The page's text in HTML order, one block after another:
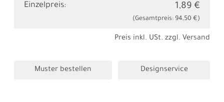
Einzelpreis: 1,89 €
(Gesamtpreis: 94,50 €)
Preis inkl. USt. zzgl. Versand
Muster bestellen Designservice